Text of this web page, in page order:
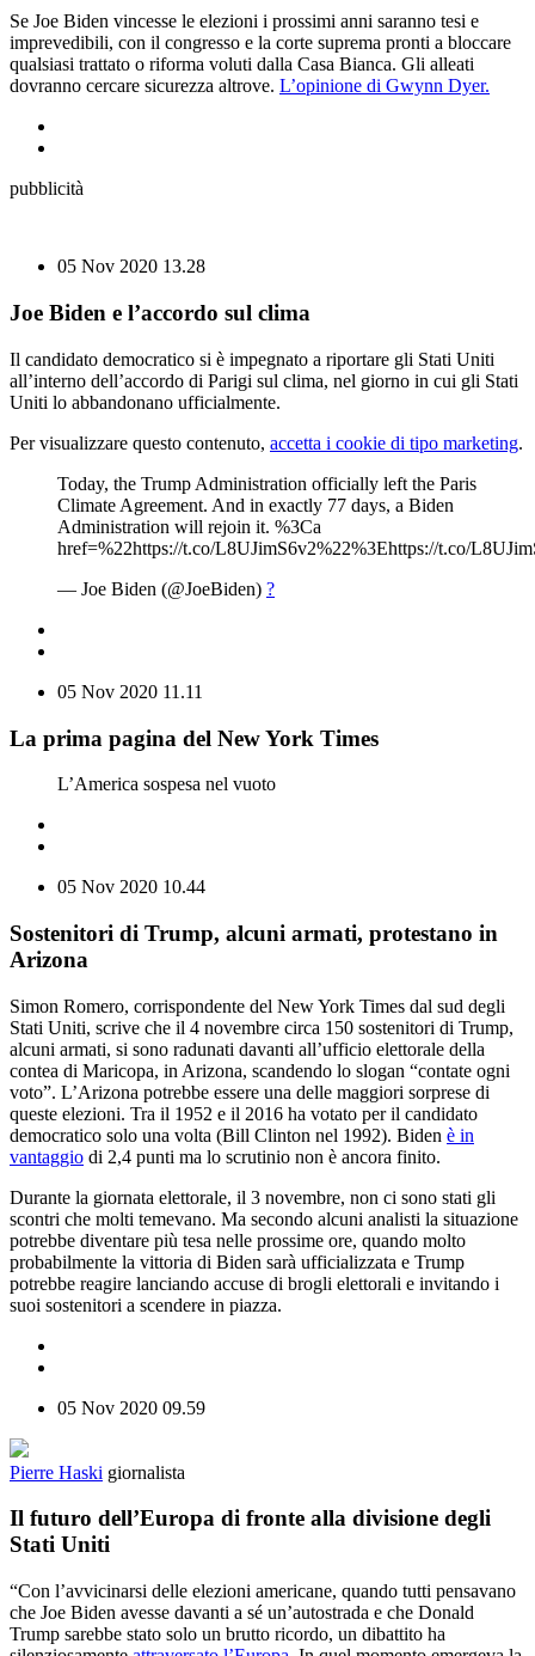
Se Joe Biden vincesse le elezioni i prossimi anni saranno tesi e
imprevedibili, con il congresso e la corte suprema pronti a bloccare
qualsiasi trattato o riforma voluti dalla Casa Bianca. Gli alleati
dovranno cercare sicurezza altrove. L’opinione di Gwynn Dyer.
pubblicità
05 Nov 2020 13.28
Joe Biden e l’accordo sul clima
Il candidato democratico si è impegnato a riportare gli Stati Uniti
all’interno dell’accordo di Parigi sul clima, nel giorno in cui gli Stati
Uniti lo abbandonano ufficialmente.
Per visualizzare questo contenuto, accetta i cookie di tipo marketing.
Today, the Trump Administration officially left the Paris
Climate Agreement. And in exactly 77 days, a Biden
Administration will rejoin it. %3Ca
href=%22https://t.co/L8UJimS6v2%22%3Ehttps://t.co/
— Joe Biden (@JoeBiden) ?
05 Nov 2020 11.11
La prima pagina del New York Times
L’America sospesa nel vuoto
05 Nov 2020 10.44
Sostenitori di Trump, alcuni armati, protestano in
Arizona
Simon Romero, corrispondente del New York Times dal sud degli
Stati Uniti, scrive che il 4 novembre circa 150 sostenitori di Trump,
alcuni armati, si sono radunati davanti all’ufficio elettorale della
contea di Maricopa, in Arizona, scandendo lo slogan “contate ogni
voto”. L’Arizona potrebbe essere una delle maggiori sorprese di
queste elezioni. Tra il 1952 e il 2016 ha votato per il candidato
democratico solo una volta (Bill Clinton nel 1992). Biden è in
vantaggio di 2,4 punti ma lo scrutinio non è ancora finito.
Durante la giornata elettorale, il 3 novembre, non ci sono stati gli
scontri che molti temevano. Ma secondo alcuni analisti la situazione
potrebbe diventare più tesa nelle prossime ore, quando molto
probabilmente la vittoria di Biden sarà ufficializzata e Trump
potrebbe reagire lanciando accuse di brogli elettorali e invitando i
suoi sostenitori a scendere in piazza.
05 Nov 2020 09.59
Pierre Haski giornalista
Il futuro dell’Europa di fronte alla divisione degli
Stati Uniti
“Con l’avvicinarsi delle elezioni americane, quando tutti pensavano
che Joe Biden avesse davanti a sé un’autostrada e che Donald
Trump sarebbe stato solo un brutto ricordo, un dibattito ha